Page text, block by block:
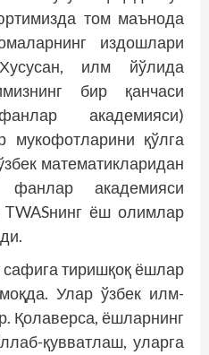
том маънода
издошлари
илм йўлида
бир қанчаси
академияси)
мукофотларини қўлга
математикларидан
академияси
ёш олимлар
тиришқоқ ёшлар
Улар ўзбек илм-
Қолаверса, ёшларнинг
қувватлаш, уларга